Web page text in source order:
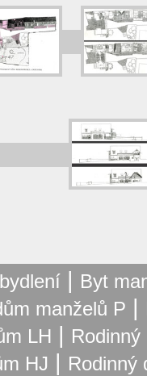
| Byt
manželů P |
LH |
HJ | Rodinný